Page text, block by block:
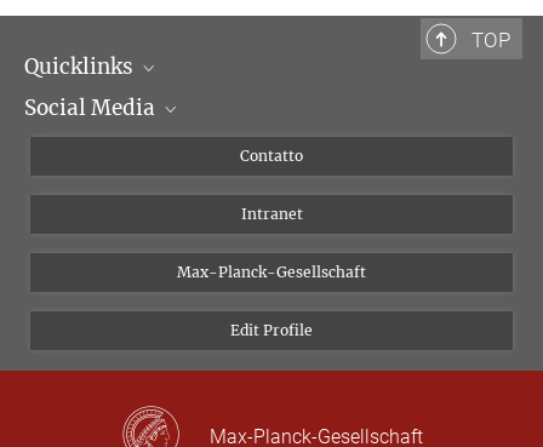
TOP
Quicklinks
Dipartimenti di ricerca
Social Media
Instagram
Bluesky
Vimeo
Newsletter
Contatto
Intranet
Max-Planck-Gesellschaft
Edit Profile
Max-Planck-Gesellschaft